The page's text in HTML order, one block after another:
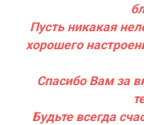
Пусть никакая
хорошего
Спасибо Вам за
Будьте всегда